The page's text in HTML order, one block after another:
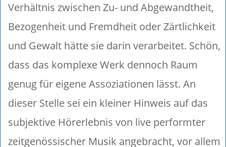
Verhältnis zwischen Zu- und Abgewandtheit,
Bezogenheit und Fremdheit oder Zärtlichkeit
und Gewalt hätte sie darin verarbeitet. Schön,
dass das komplexe Werk dennoch Raum
genug für eigene Assoziationen lässt. An
dieser Stelle sei ein kleiner Hinweis auf das
subjektive Hörerlebnis von live performter
zeitgenössischer Musik angebracht, vor allem